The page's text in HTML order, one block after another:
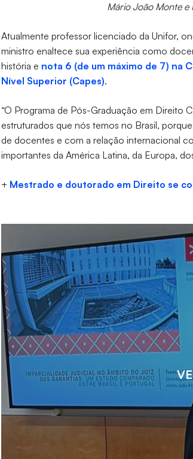
Mário João Monte e
Atualmente professor licenciado da Unifor,
ministro enaltece sua experiência como
história e nota 6 (de um máximo de 7) na
Nível Superior (Capes).
“O Programa de Pós-Graduação em Direito
estruturados que nós temos no Brasil,
de docentes e com a relação internacional
importantes da América Latina, da Europa,
+ Mestrado e doutorado em Direito se